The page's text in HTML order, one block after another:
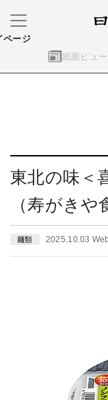
紙面ビュ
ページ
東北の味＜
（寿がき
麺類 2025.10.03